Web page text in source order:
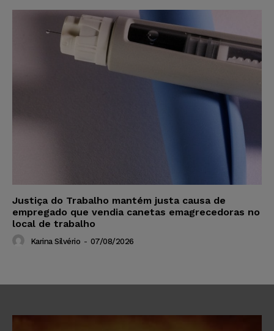
Justiça do Trabalho mantém justa causa de
empregado que vendia canetas emagrecedoras no
local de trabalho
Karina Silvério - 07/08/2026